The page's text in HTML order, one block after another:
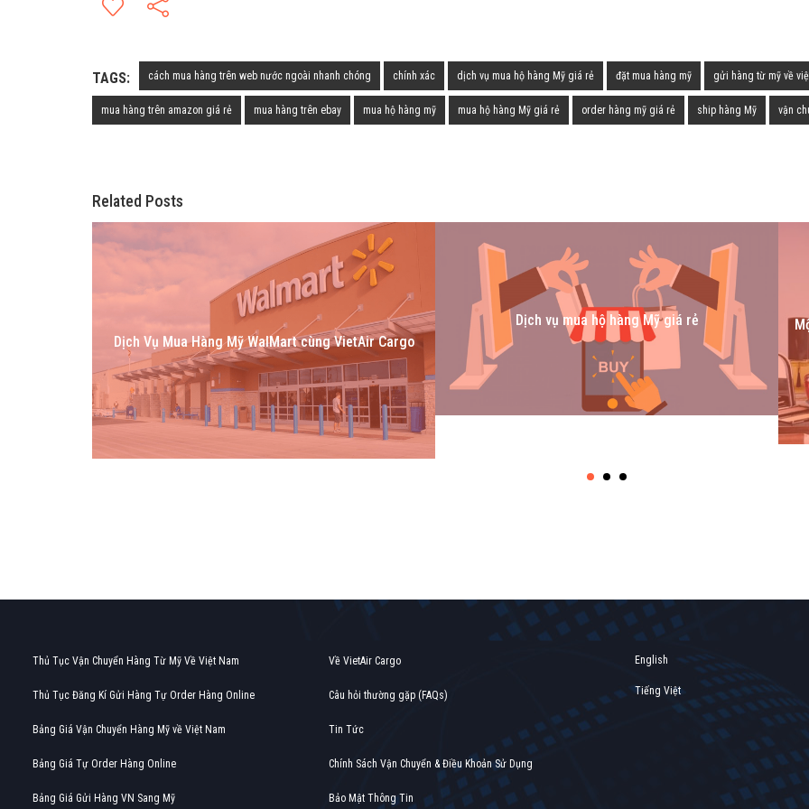
TAGS: cách mua hàng trên web nước ngoài nhanh chóng chính xác dịch vụ mua hộ hàng Mỹ giá rẻ đặt mua hàng mỹ gửi hàng từ mỹ về
mua hàng trên amazon giá rẻ mua hàng trên ebay mua hộ hàng mỹ mua hộ hàng Mỹ giá rẻ order hàng mỹ giá rẻ ship hàng Mỹ vận
Related Posts
Dịch Vụ Mua Hàng Mỹ WalMart cùng VietAir Cargo
Find out more →
Dịch vụ mua hộ hàng Mỹ giá rẻ
Thủ Tục Vận Chuyển Hàng Từ Mỹ Về Việt Nam
Thủ Tục Đăng Kí Gửi Hàng Tự Order Hàng Online
Bảng Giá Vận Chuyển Hàng Mỹ về Việt Nam
Bảng Giá Tự Order Hàng Online
Bảng Giá Gửi Hàng VN Sang Mỹ
Về VietAir Cargo
Câu hỏi thường gặp (FAQs)
Tin Tức
Chính Sách Vận Chuyển & Điều Khoản Sử Dụng
Bảo Mật Thông Tin
English
Tiếng Việt